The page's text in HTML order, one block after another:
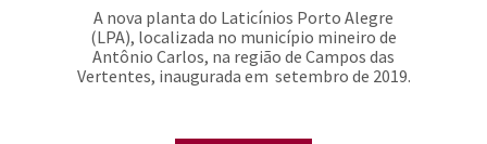
A nova planta do Laticínios Porto Alegre
(LPA), localizada no município mineiro de
Antônio Carlos, na região de Campos das
Vertentes, inaugurada em setembro de 2019.